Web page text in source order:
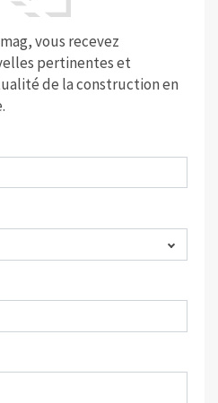
vous recevez
pertinentes et
de la construction en